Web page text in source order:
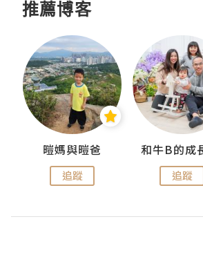
推薦博客
暟媽與暟爸
追蹤 追蹤